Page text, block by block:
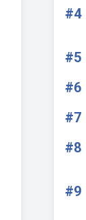
#4
#5
#6
#7
#8
#9